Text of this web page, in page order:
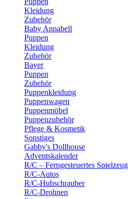
Kleidung
Zubehör
Baby Annabell
Puppen
Kleidung
Zubehör
Bayer
Puppen
Zubehör
Puppenkleidung
Puppenwagen
Puppenmöbel
Puppenzubehör
Pflege & Kosmetik
Sonstiges
Gabby's Dollhouse
Adventskalender
R/C – Ferngesteuertes Spielzeug
R/C-Autos
R/C-Hubschrauber
R/C-Drohnen